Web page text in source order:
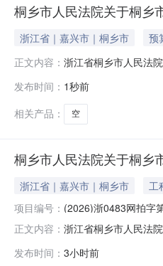
桐乡市人民法院关于桐乡
浙江省｜嘉兴市｜桐乡市 预
正文内容： 浙江省桐乡市人民法
公告如下：一、拍卖
发布时间： 1秒前
相关产品：
空
桐乡市人民法院关于桐乡
浙江省｜嘉兴市｜桐乡市 工
项目编号： (2026)浙0483网拍字
正文内容： 浙江省桐乡市人民法
院)进行公开拍卖活动
发布时间： 3小时前